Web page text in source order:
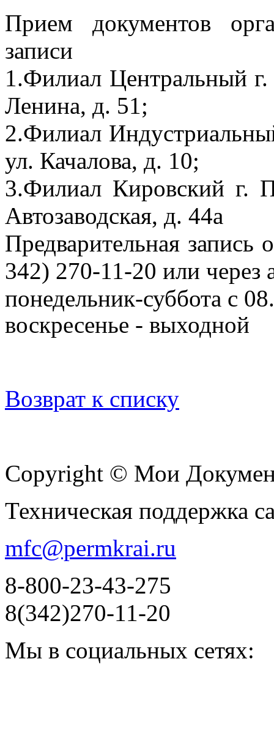
Прием документов
записи
1.Филиал Центральный
Ленина, д. 51;
2.Филиал
ул. Качалова, д. 10;
3.Филиал Кировский г.
Автозаводская, д. 44а
Предварительная запись
342) 270-11-20 или
понедельник-суббота с
воскресенье - выходной
Возврат к списку
Copyright © Мои
Техническая поддержка
mfc@permkrai.ru
8-800-23-43-275
8(342)270-11-20
Мы в социальных сетях: